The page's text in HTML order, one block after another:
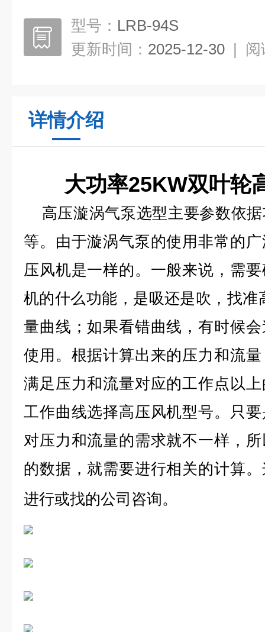
型号： LRB-94S
更新时间： 2025-12-30 | 阅
详情介绍
大功率25KW双叶轮
高压漩涡气泵选型主要参数依
等。由于漩涡气泵的使用非常的
压风机是一样的。一般来说，需
机的什么功能，是吸还是吹，找
量曲线；如果看错曲线，有时候
使用。根据计算出来的压力和流
满足压力和流量对应的工作点以
工作曲线选择高压风机型号。只
对压力和流量的需求就不一样，
的数据，就需要进行相关的计算
进行或找的公司咨询。